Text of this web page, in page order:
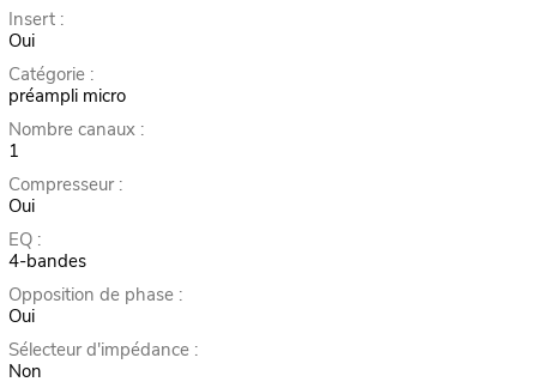
Insert :
Oui
Catégorie :
préampli micro
Nombre canaux :
1
Compresseur :
Oui
EQ :
4-bandes
Opposition de phase :
Oui
Sélecteur d'impédance :
Non